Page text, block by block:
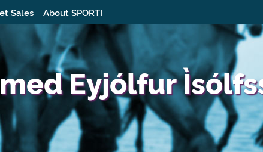
Sales About SPORTI
Eyjólfur